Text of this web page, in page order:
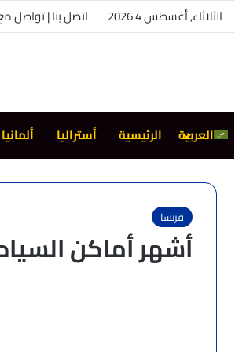
الثلاثاء, أغسطس 4 2026 اتصل بنا | تواصل مع
العربية الرئيسية أستراليا ألمانيا
فرنسا
أشهر أماكن